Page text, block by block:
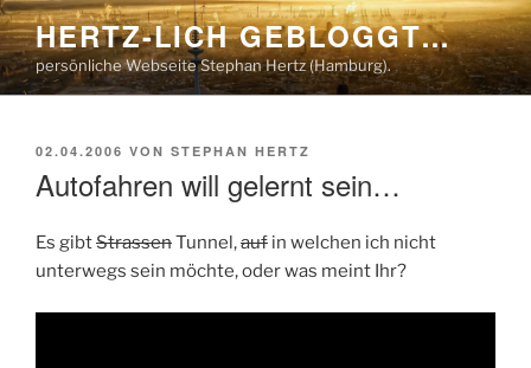
Zum
Inhalt
springen
HERTZ-LICH GEBLOGGT…
persönliche Webseite Stephan Hertz (Hamburg).
VERÖFFENTLICHT
02.04.2006 VON STEPHAN HERTZ
Autofahren will gelernt sein…
Es gibtStrassenTunnel,auf in welchen ich nicht
unterwegs sein möchte, oder was meint Ihr?